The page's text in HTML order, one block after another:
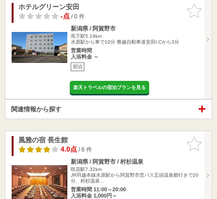
お気に入
りに追加
ホテルグリーン安田
-点/ 0 件
新潟県 / 阿賀野市
馬下駅5.19km
水原駅から車で10分 磐越自動車道安田I.Cから3分
営業時間
入浴料金 ～
宿泊
楽天トラベルの宿泊プランを見る
関連情報から探す
お気に入
りに追加
風雅の宿 長生館
4.0点/ 6 件
新潟県 / 阿賀野市 / 村杉温泉
咲花駅7.32km
JR羽越本線水原駅から阿賀野市営バス五頭温泉郷行きで20
分、村杉温泉…
営業時間 11:00～20:00
入浴料金 1,000円～